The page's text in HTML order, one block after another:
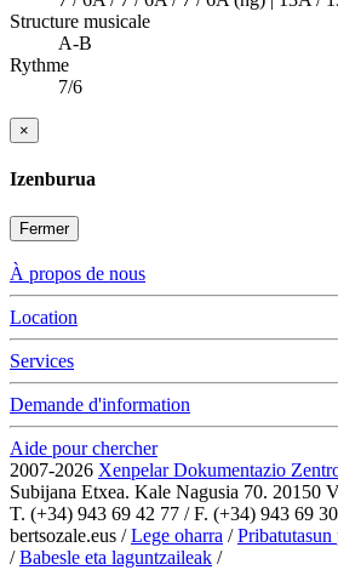
Structure musicale
A-B
Rythme
7/6
×
Izenburua
Fermer
À propos de nous
Location
Services
Demande d'information
Aide pour chercher
2007-2026 Xenpelar Dokumentazio
Subijana Etxea. Kale Nagusia 70. 20150
T. (+34) 943 69 42 77 / F. (+34) 943 69
bertsozale.eus /Lege oharra /
/Babesle eta laguntzaileak /